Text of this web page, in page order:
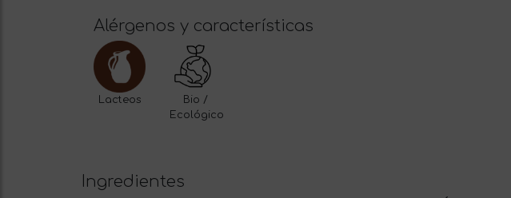
Alérgenos y características
Lacteos
Bio /
Ecológico
Ingredientes